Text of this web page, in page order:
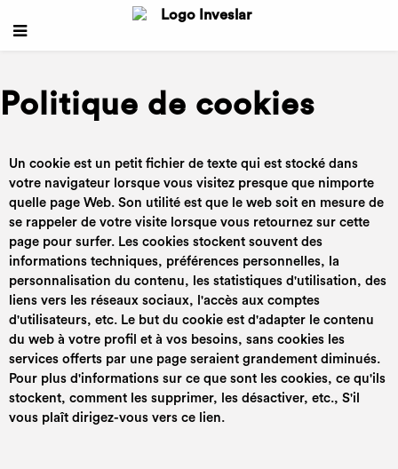
Politique de cookies
Un cookie est un petit fichier de texte qui est stocké dans
votre navigateur lorsque vous visitez presque que nimporte
quelle page Web. Son utilité est que le web soit en mesure de
se rappeler de votre visite lorsque vous retournez sur cette
page pour surfer. Les cookies stockent souvent des
informations techniques, préférences personnelles, la
personnalisation du contenu, les statistiques d'utilisation, des
liens vers les réseaux sociaux, l'accès aux comptes
d'utilisateurs, etc. Le but du cookie est d'adapter le contenu
du web à votre profil et à vos besoins, sans cookies les
services offerts par une page seraient grandement diminués.
Pour plus d'informations sur ce que sont les cookies, ce qu'ils
stockent, comment les supprimer, les désactiver, etc., S'il
vous plaît dirigez-vous vers ce lien.